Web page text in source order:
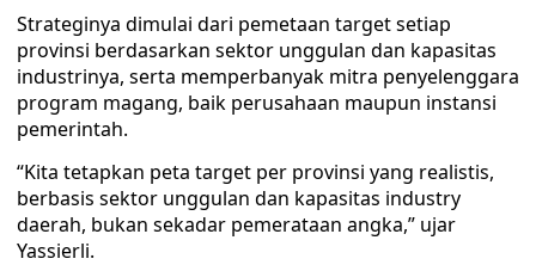
Strateginya dimulai dari pemetaan target setiap
provinsi berdasarkan sektor unggulan dan kapasitas
industrinya, serta memperbanyak mitra penyelenggara
program magang, baik perusahaan maupun instansi
pemerintah.
“Kita tetapkan peta target per provinsi yang realistis,
berbasis sektor unggulan dan kapasitas industry
daerah, bukan sekadar pemerataan angka,” ujar
Yassierli.